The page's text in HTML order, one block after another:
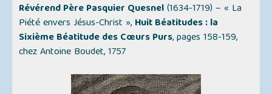
Révérend Père Pasquier Quesnel(1634-1719) –« La
Piété envers Jésus-Christ », Huit Béatitudes : la
Sixième Béatitude des Cœurs Purs, pages 158-159,
chez Antoine Boudet, 1757